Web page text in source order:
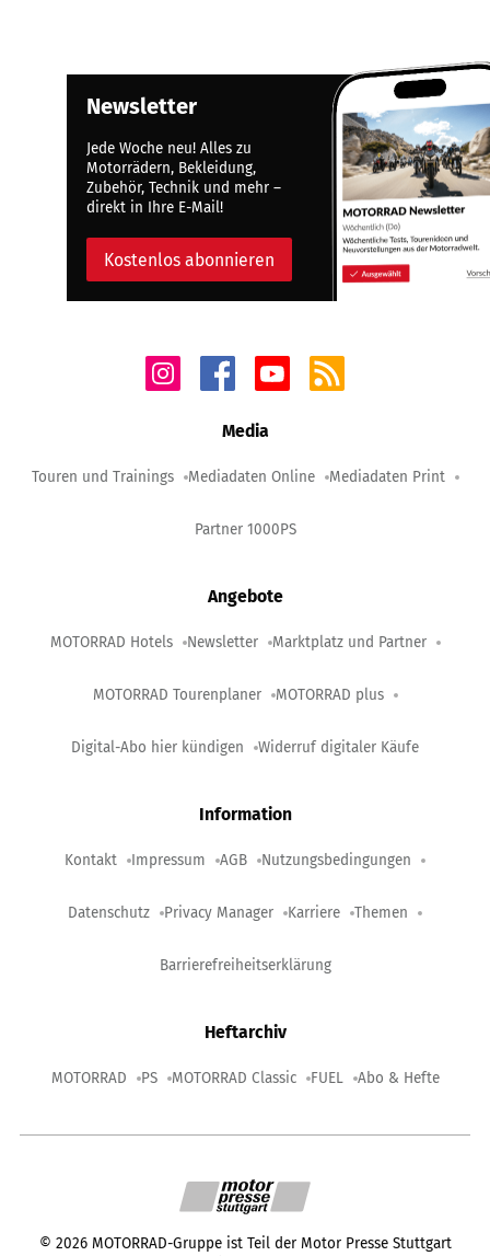
Newsletter
Jede Woche neu! Alles zu
Motorrädern, Bekleidung,
Zubehör, Technik und mehr –
direkt in Ihre E-Mail!
Kostenlos abonnieren
Media
Touren und Trainings Mediadaten Online Mediadaten Print
Partner 1000PS
Angebote
MOTORRAD Hotels Newsletter Marktplatz und Partner
MOTORRAD Tourenplaner MOTORRAD plus
Digital-Abo hier kündigen Widerruf digitaler Käufe
Information
Kontakt Impressum AGB Nutzungsbedingungen
Datenschutz Privacy Manager Karriere Themen
Barrierefreiheitserklärung
Heftarchiv
MOTORRAD PS MOTORRAD Classic FUEL Abo & Hefte
© 2026 MOTORRAD-Gruppe ist Teil der Motor Presse Stuttgart